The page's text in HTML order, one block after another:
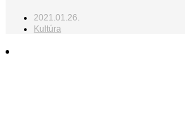
2021.01.26.
Kultúra